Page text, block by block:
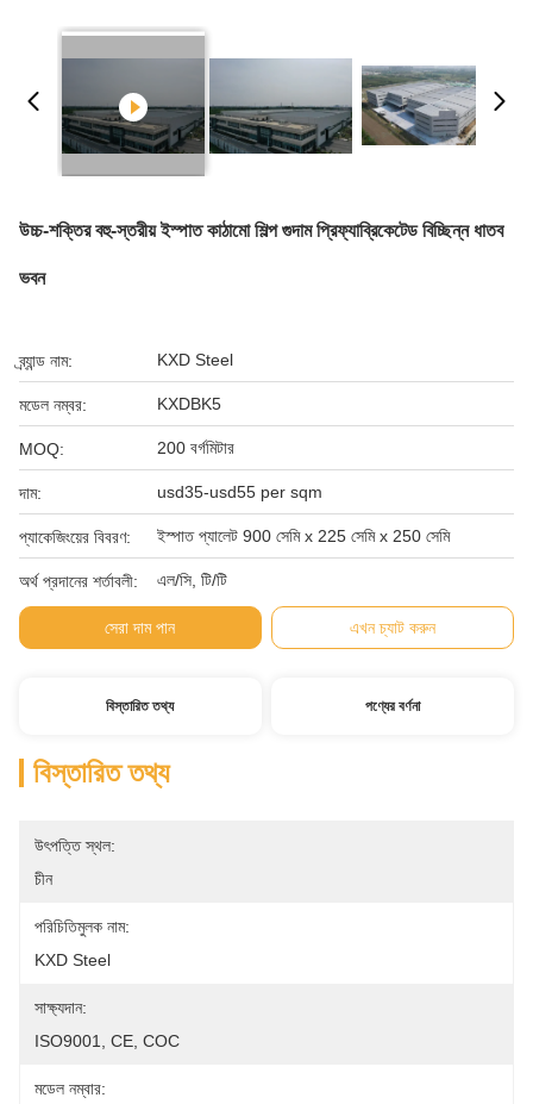
উচ্চ-শক্তির বহু-স্তরীয় ইস্পাত কাঠামো শিল্প গুদাম প্রিফ্যাব্রিকেটেড বিচ্ছিন্ন ধাতব
ভবন
ব্র্যান্ড নাম: KXD Steel
মডেল নম্বর: KXDBK5
MOQ: 200 বর্গমিটার
দাম: usd35-usd55 per sqm
প্যাকেজিংয়ের বিবরণ: ইস্পাত প্যালেট 900 সেমি x 225 সেমি x 250 সেমি
অর্থ প্রদানের শর্তাবলী: এল/সি, টি/টি
সেরা দাম পান এখন চ্যাট করুন
বিস্তারিত তথ্য পণ্যের বর্ণনা
বিস্তারিত তথ্য
উৎপত্তি স্থল:
চীন
পরিচিতিমুলক নাম:
KXD Steel
সাক্ষ্যদান:
ISO9001, CE, COC
মডেল নম্বার: